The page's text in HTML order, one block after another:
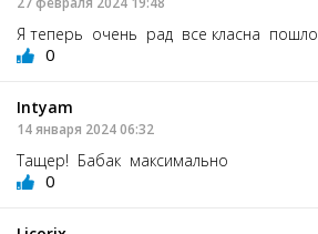
Я теперь очень рад все класна пошло
0
Intyam
14 января 2024 06:32
Тащер! Бабак максимально
0